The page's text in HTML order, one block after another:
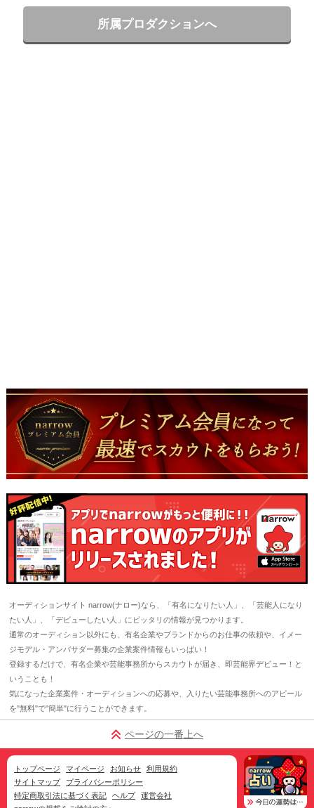
所属プロダクションへ
オーディションサイト narrow(ナロー)なら、「有名になりたい人」、「芸能人になり
たい人」、「デビューしたい人」にピッタリの情報が見つかります。
通常のオーディション以外にも、有名企業やブランドからのお仕事の依頼や、イメー
ジモデル・アンバサダー募集の企業案件情報もいっぱい！
登録するだけで、有名企業や芸能事務所からスカウトが届き、即芸能界デビュー！と
いうことも！
気になった企業案件・オーディションへの応募や、入りたい芸能事務所へのアピール
を"無料"で"簡単"に行うことができます。
ページの一番上へ
トップページ マイページ お知らせ
利用規約
サイトマップ
プライバシーポリシー
特定商取引法に基づく表記
ヘルプ
運営会社